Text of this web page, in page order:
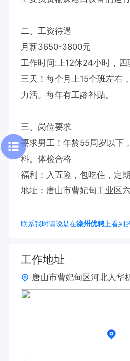
二、工资待遇
月薪3650-3800元
工作时间:上12休24小时，
三天！每个月上15个班左右
力活。每年有工龄补贴。
三、岗位要求
要求男工！年龄55周岁以下
科。体检合格
福利：入五险，包吃住，定
地址：唐山市曹妃甸工业区
联系我时请说是在滦州优聘上看到
工作地址
唐山市曹妃甸区河北人华